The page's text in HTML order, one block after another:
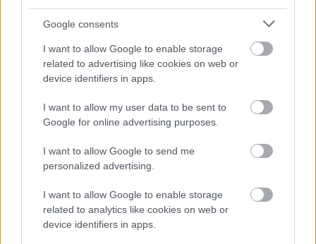
Google consents
I want to allow Google to enable storage
related to advertising like cookies on web or
device identifiers in apps.
I want to allow my user data to be sent to
Google for online advertising purposes.
I want to allow Google to send me
personalized advertising.
I want to allow Google to enable storage
related to analytics like cookies on web or
device identifiers in apps.
Miért kulcsfontosságú a korszerű légtechnika az